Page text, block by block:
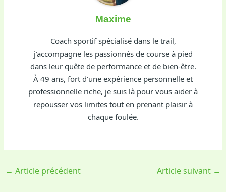
Maxime
Coach sportif spécialisé dans le trail,
j'accompagne les passionnés de course à pied
dans leur quête de performance et de bien-être.
À 49 ans, fort d'une expérience personnelle et
professionnelle riche, je suis là pour vous aider à
repousser vos limites tout en prenant plaisir à
chaque foulée.
← Article précédent Article suivant →